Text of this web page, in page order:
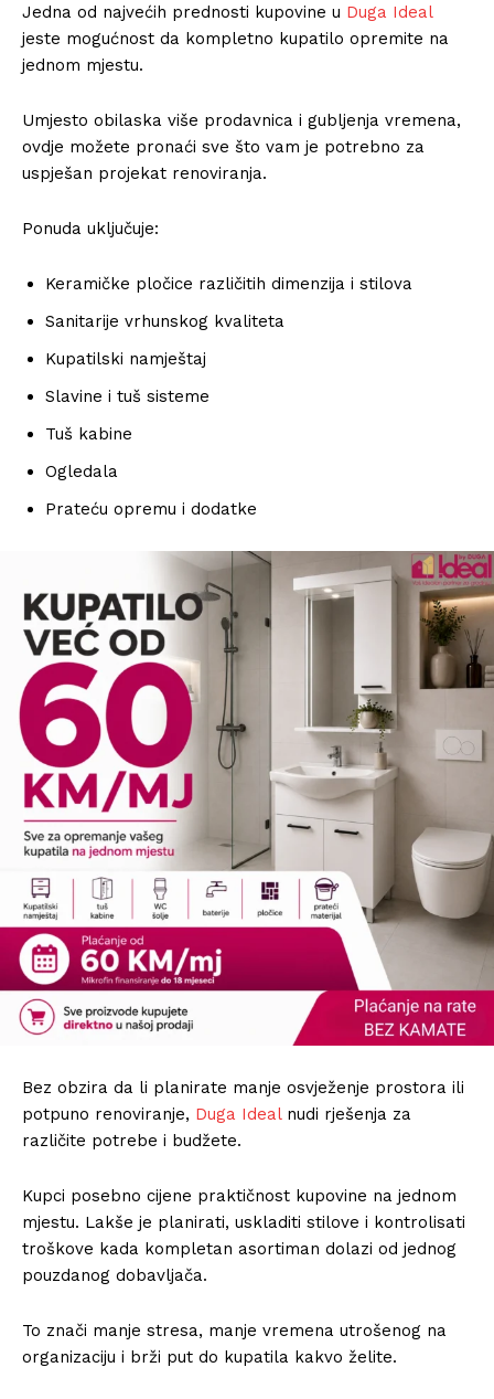
Jedna od najvećih prednosti kupovine u Duga Ideal
jeste mogućnost da kompletno kupatilo opremite na
jednom mjestu.
Umjesto obilaska više prodavnica i gubljenja vremena,
ovdje možete pronaći sve što vam je potrebno za
uspješan projekat renoviranja.
Ponuda uključuje:
Keramičke pločice različitih dimenzija i stilova
Sanitarije vrhunskog kvaliteta
Kupatilski namještaj
Slavine i tuš sisteme
Tuš kabine
Ogledala
Prateću opremu i dodatke
Bez obzira da li planirate manje osvježenje prostora ili
potpuno renoviranje, Duga Idealnudi rješenja za
različite potrebe i budžete.
Kupci posebno cijene praktičnost kupovine na jednom
mjestu. Lakše je planirati, uskladiti stilove i kontrolisati
troškove kada kompletan asortiman dolazi od jednog
pouzdanog dobavljača.
To znači manje stresa, manje vremena utrošenog na
organizaciju i brži put do kupatila kakvo želite.